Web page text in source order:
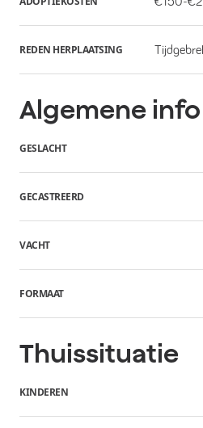
REDEN HERPLAATSING
Algemene info
GESLACHT
GECASTREERD
VACHT
FORMAAT
Thuissituatie
KINDEREN